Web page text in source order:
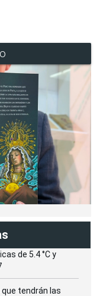
de 5.4 °C y
tendrán las